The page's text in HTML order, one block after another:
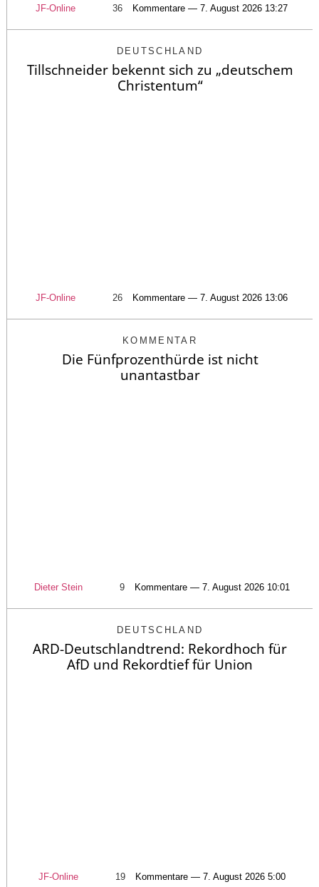
JF-Online 36 Kommentare — 7. August 2026 13:27
DEUTSCHLAND
Tillschneider bekennt sich zu „deutschem
Christentum“
JF-Online 26 Kommentare — 7. August 2026 13:06
KOMMENTAR
Die Fünfprozenthürde ist nicht
unantastbar
Dieter Stein 9 Kommentare — 7. August 2026 10:01
DEUTSCHLAND
ARD-Deutschlandtrend: Rekordhoch für
AfD und Rekordtief für Union
JF-Online 19 Kommentare — 7. August 2026 5:00